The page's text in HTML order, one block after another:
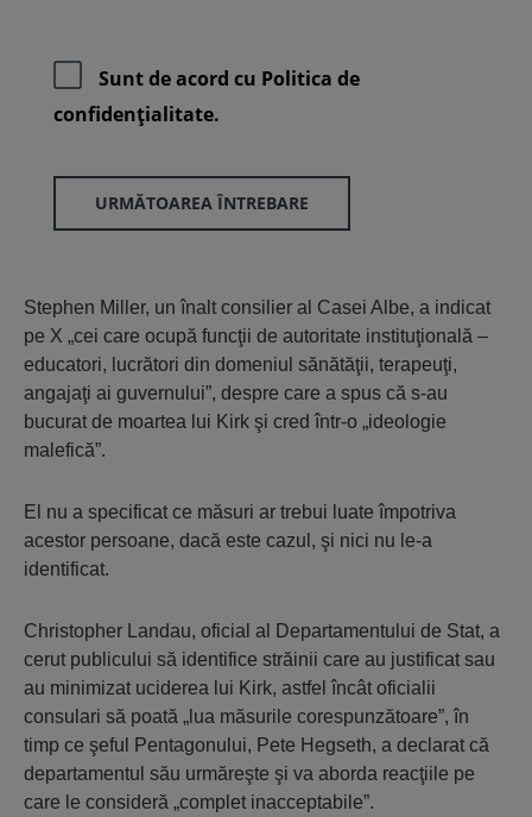
Sunt de acord cu Politica de
confidenţialitate.
URMĂTOAREA ÎNTREBARE
Stephen Miller, un înalt consilier al Casei Albe, a indicat
pe X „cei care ocupă funcţii de autoritate instituţională –
educatori, lucrători din domeniul sănătăţii, terapeuţi,
angajaţi ai guvernului”, despre care a spus că s-au
bucurat de moartea lui Kirk şi cred într-o „ideologie
malefică”.
El nu a specificat ce măsuri ar trebui luate împotriva
acestor persoane, dacă este cazul, şi nici nu le-a
identificat.
Christopher Landau, oficial al Departamentului de Stat, a
cerut publicului să identifice străinii care au justificat sau
au minimizat uciderea lui Kirk, astfel încât oficialii
consulari să poată „lua măsurile corespunzătoare”, în
timp ce şeful Pentagonului, Pete Hegseth, a declarat că
departamentul său urmăreşte şi va aborda reacţiile pe
care le consideră „complet inacceptabile”.